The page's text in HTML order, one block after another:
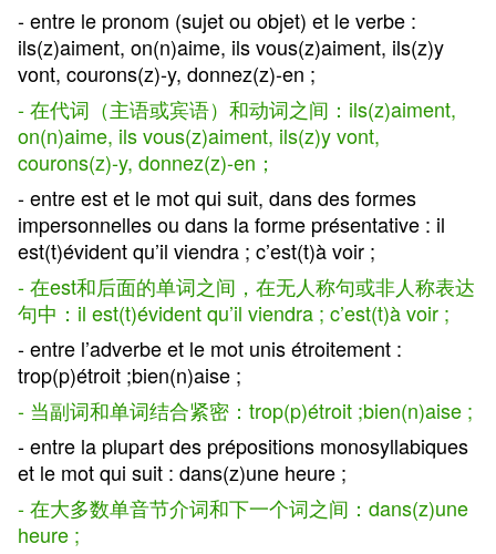
- entre le pronom (sujet ou objet) et le verbe :
ils(z)aiment, on(n)aime, ils vous(z)aiment, ils(z)y
vont, courons(z)-y, donnez(z)-en ;
- 在代词（主语或宾语）和动词之间：ils(z)aiment,
on(n)aime, ils vous(z)aiment, ils(z)y vont,
courons(z)-y, donnez(z)-en；
- entre est et le mot qui suit, dans des formes
impersonnelles ou dans la forme présentative : il
est(t)évident qu’il viendra ; c’est(t)à voir ;
- 在est和后面的单词之间，在无人称句或非人称表达
句中：il est(t)évident qu’il viendra ; c’est(t)à voir ;
- entre l’adverbe et le mot unis étroitement :
trop(p)étroit ;bien(n)aise ;
- 当副词和单词结合紧密：trop(p)étroit ;bien(n)aise ;
- entre la plupart des prépositions monosyllabiques
et le mot qui suit : dans(z)une heure ;
- 在大多数单音节介词和下一个词之间：dans(z)une
heure ;